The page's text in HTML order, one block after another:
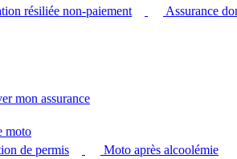
résiliée non-paiement Assurance
mon assurance
moto
de permis Moto après alcoolémie